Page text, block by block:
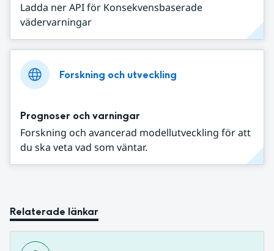
Ladda ner API för Konsekvensbaserade
vädervarningar
Forskning och utveckling
Prognoser och varningar
Forskning och avancerad modellutveckling för att
du ska veta vad som väntar.
Relaterade länkar